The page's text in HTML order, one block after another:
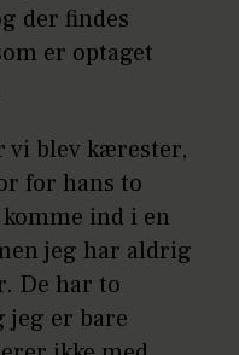
der findes
er optaget
vi blev kærester,
for hans to
ind i en
jeg har aldrig
De har to
jeg er bare